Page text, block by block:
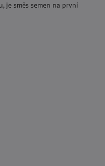
je směs semen na první